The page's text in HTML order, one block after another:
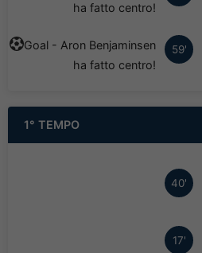
ha fatto centro!
59'
Goal - Aron Benjaminsen
ha fatto centro!
1° TEMPO
40'
17'